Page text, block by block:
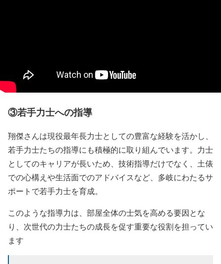
③若手力士への指導
翔傑さんは現役最年長力士としての豊富な経験を活かし、
若手力士たちの指導にも積極的に取り組んでいます。力士
としてのキャリアが長いため、技術指導だけでなく、土俵
での心構えや生活面でのアドバイスなど、多岐にわたるサ
ポートで若手力士を育成。
このような指導力は、部屋全体の士気を高める要因とな
り、次世代の力士たちの成長を促す重要な役割を担ってい
ます